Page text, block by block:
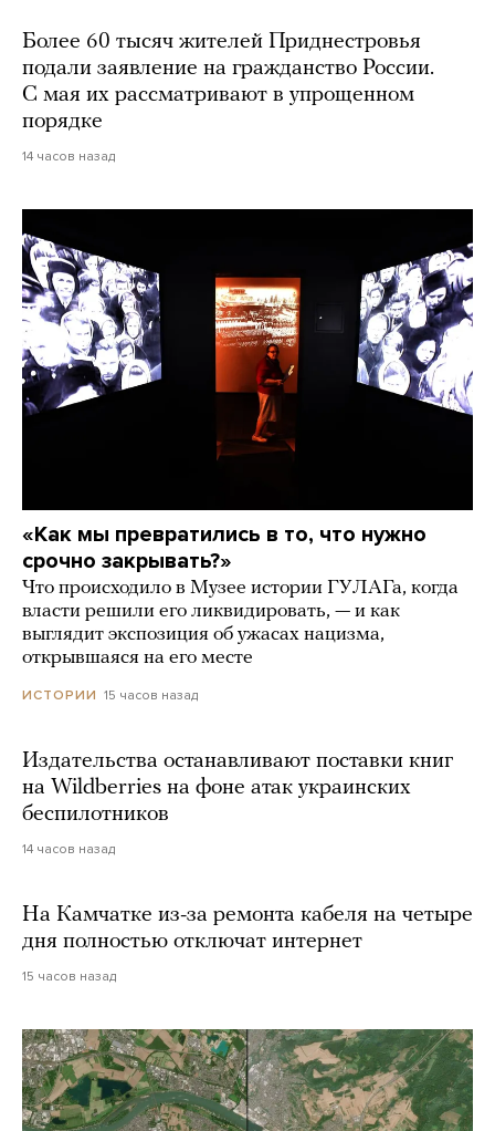
Более 60 тысяч жителей Приднестровья
подали заявление на гражданство России.
С мая их рассматривают в упрощенном
порядке
14 часов назад
«Как мы превратились в то, что нужно
срочно закрывать?»
Что происходило в Музее истории ГУЛАГа, когда
власти решили его ликвидировать, — и как
выглядит экспозиция об ужасах нацизма,
открывшаяся на его месте
ИСТОРИИ 15 часов назад
Издательства останавливают поставки книг
на Wildberries на фоне атак украинских
беспилотников
14 часов назад
На Камчатке из-за ремонта кабеля на четыре
дня полностью отключат интернет
15 часов назад